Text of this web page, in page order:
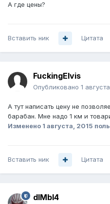
А где цены?
Вставить ник Цитата
FuckingElvis
Опубликовано 1
А тут написать цену не
барабан. Мне надо 1 км и
Изменено 1 августа, 2015
Вставить ник Цитата
dIMbI4